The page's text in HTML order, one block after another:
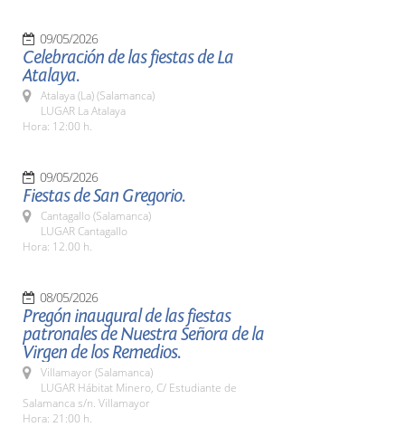
09/05/2026
Celebración de las fiestas de La
Atalaya.
Atalaya (La) (Salamanca)
LUGAR La Atalaya
Hora: 12:00 h.
09/05/2026
Fiestas de San Gregorio.
Cantagallo (Salamanca)
LUGAR Cantagallo
Hora: 12.00 h.
08/05/2026
Pregón inaugural de las fiestas
patronales de Nuestra Señora de la
Virgen de los Remedios.
Villamayor (Salamanca)
LUGAR Hábitat Minero, C/ Estudiante de
Salamanca s/n. Villamayor
Hora: 21:00 h.